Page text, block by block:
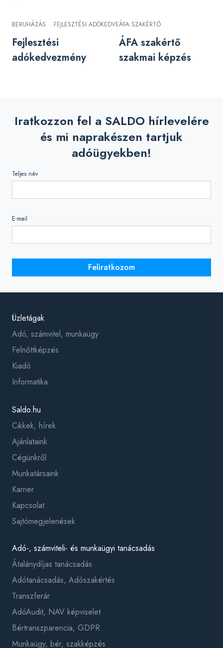
BERUHÁZÁS FEJLESZTÉSI ADÓKEDVEZMÉNY
Fejlesztési
adókedvezmény
ÁFA SZAKÉRTŐ
ÁFA szakértő
szakmai képzés
Iratkozzon fel a SALDO hírlevelére
és mi naprakészen tartjuk
adóügyekben!
Teljes név
E-mail
Feliratkozom
Üzletágak
Adó, számvitel, munkaügy
Felnőttképzés
Kiadó
Informatika
Saldo.hu
Cikkek, hírek
Ajánlataink
Cégünkről
Munkatársaink
Karrier
Kapcsolat
Sajtómegjelenések
Adó-, számviteli- és munkaügyi tanácsadás
Átalánydíjas tanácsadás
Adótanácsadás, Adószakértés
Transzferár
AdóAudit, NAV képviselet
Bértranszparencia, GDPR
Munkaügy, bér, szakképzés